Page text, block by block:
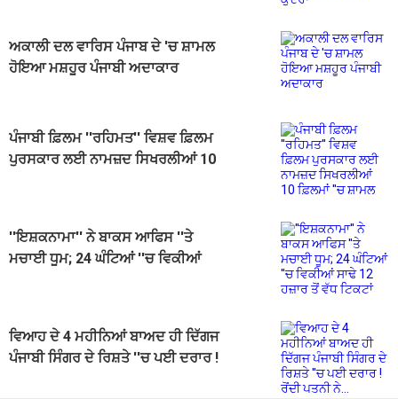
ਅਕਾਲੀ ਦਲ ਵਾਰਿਸ ਪੰਜਾਬ ਦੇ 'ਚ ਸ਼ਾਮਲ
ਹੋਇਆ ਮਸ਼ਹੂਰ ਪੰਜਾਬੀ ਅਦਾਕਾਰ
ਪੰਜਾਬੀ ਫ਼ਿਲਮ ''ਰਹਿਮਤ'' ਵਿਸ਼ਵ ਫ਼ਿਲਮ
ਪੁਰਸਕਾਰ ਲਈ ਨਾਮਜ਼ਦ ਸਿਖਰਲੀਆਂ 10
''ਇਸ਼ਕਨਾਮਾ'' ਨੇ ਬਾਕਸ ਆਫਿਸ ''ਤੇ
ਮਚਾਈ ਧੂਮ; 24 ਘੰਟਿਆਂ ''ਚ ਵਿਕੀਆਂ
ਵਿਆਹ ਦੇ 4 ਮਹੀਨਿਆਂ ਬਾਅਦ ਹੀ ਦਿੱਗਜ
ਪੰਜਾਬੀ ਸਿੰਗਰ ਦੇ ਰਿਸ਼ਤੇ ''ਚ ਪਈ ਦਰਾਰ !